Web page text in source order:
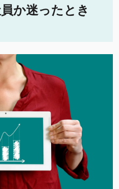
か迷ったとき